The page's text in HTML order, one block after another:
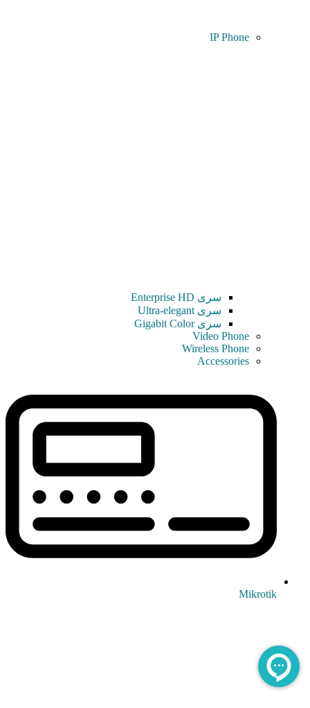
IP Phone
سری Enterprise HD
سری Ultra-elegant
سری Gigabit Color
Video Phone
Wireless Phone
Accessories
Mikrotik